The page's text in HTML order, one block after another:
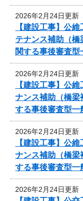
2026年2月24日更新
【建設工事】公
テナンス補助（橋
関する事後審査
2026年2月24日更新
【建設工事】公
ナンス補助（橋梁
する事後審査型一
2026年2月24日更新
【建設工事】公
ナンス補助（橋梁
する事後審査型一
2026年2月24日更新